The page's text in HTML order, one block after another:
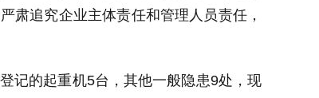
肃追究企业主体责任和管理人员责任，
记的起重机5台，其他一般隐患9处，现